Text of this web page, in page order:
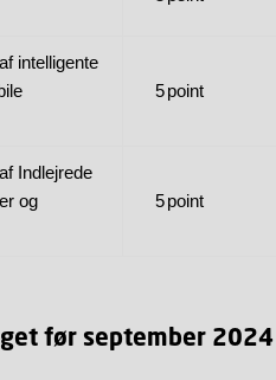
intelligente
5point
Indlejrede
og
5point
før september